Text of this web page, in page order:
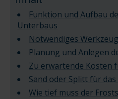
Funktion und Aufbau
Unterbaus
Notwendiges
Planung und Anlegen
Zu erwartende Kosten
Sand oder Splitt für das
Wie tief muss der